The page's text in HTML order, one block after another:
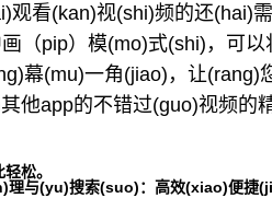
观看(kan)视(shi)频的还(hai)
（pip）模(mo)式(shi)，可
幕(mu)一角(jiao)，让
他app的不错过(guo)视频的
松。
与(yu)搜索(suo)：高效(xiao)便捷